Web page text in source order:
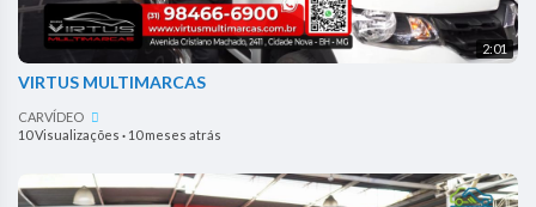
2:01
VIRTUS MULTIMARCAS
CARVÍDEO
10 Visualizações · 10 meses atrás